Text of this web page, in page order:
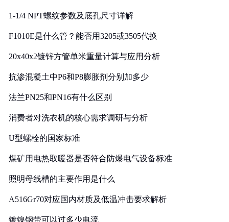
1-1/4 NPT螺纹参数及底孔尺寸详解
F1010E是什么管？能否用3205或3505代换
20x40x2镀锌方管单米重量计算与应用分析
抗渗混凝土中P6和P8膨胀剂分别加多少
法兰PN25和PN16有什么区别
消费者对洗衣机的核心需求调研与分析
U型螺栓的国家标准
煤矿用电热取暖器是否符合防爆电气设备标准
照明母线槽的主要作用是什么
A516Gr70对应国内材质及低温冲击要求解析
镀镍钢带可以过多少电流